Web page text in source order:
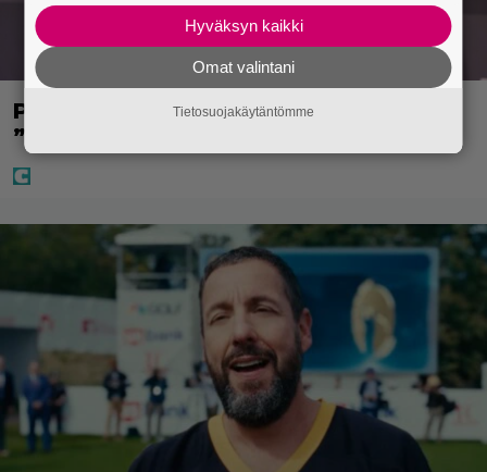
Pysäyttävä tieto Juha Miedosta –
”Onko tämä oikein?”
Hyväksyn kaikki
Omat valintani
Tietosuojakäytäntömme